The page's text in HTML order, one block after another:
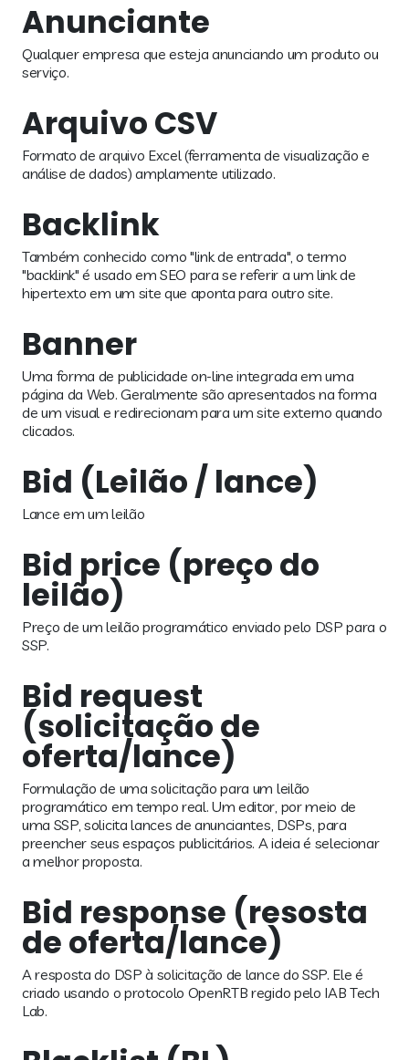
Anunciante
Qualquer empresa que esteja anunciando um produto ou
serviço.
Arquivo CSV
Formato de arquivo Excel (ferramenta de visualização e
análise de dados) amplamente utilizado.
Backlink
Também conhecido como "link de entrada", o termo
"backlink" é usado em SEO para se referir a um link de
hipertexto em um site que aponta para outro site.
Banner
Uma forma de publicidade on-line integrada em uma
página da Web. Geralmente são apresentados na forma
de um visual e redirecionam para um site externo quando
clicados.
Bid (Leilão / lance)
Lance em um leilão
Bid price (preço do
leilão)
Preço de um leilão programático enviado pelo DSP para o
SSP.
Bid request
(solicitação de
oferta/lance)
Formulação de uma solicitação para um leilão
programático em tempo real. Um editor, por meio de
uma SSP, solicita lances de anunciantes, DSPs, para
preencher seus espaços publicitários. A ideia é selecionar
a melhor proposta.
Bid response (resosta
de oferta/lance)
A resposta do DSP à solicitação de lance do SSP. Ele é
criado usando o protocolo OpenRTB regido pelo IAB Tech
Lab.